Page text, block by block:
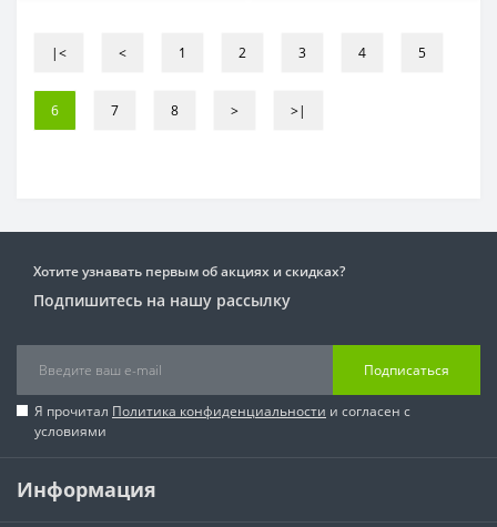
|< < 1 2 3 4 5
6 7 8 > >|
Хотите узнавать первым об акциях и скидках?
Подпишитесь на нашу рассылку
Подписаться
Я прочитал Политика конфиденциальности и согласен с
условиями
Информация